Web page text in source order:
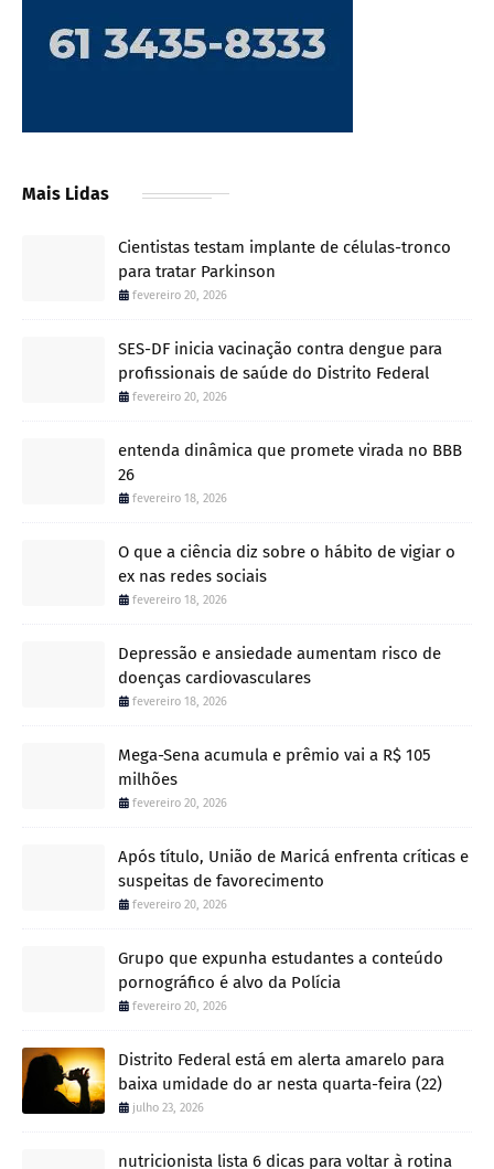
Mais Lidas
Cientistas testam implante de células-tronco
para tratar Parkinson
fevereiro 20, 2026
SES-DF inicia vacinação contra dengue para
profissionais de saúde do Distrito Federal
fevereiro 20, 2026
entenda dinâmica que promete virada no BBB
26
fevereiro 18, 2026
O que a ciência diz sobre o hábito de vigiar o
ex nas redes sociais
fevereiro 18, 2026
Depressão e ansiedade aumentam risco de
doenças cardiovasculares
fevereiro 18, 2026
Mega-Sena acumula e prêmio vai a R$ 105
milhões
fevereiro 20, 2026
Após título, União de Maricá enfrenta críticas e
suspeitas de favorecimento
fevereiro 20, 2026
Grupo que expunha estudantes a conteúdo
pornográfico é alvo da Polícia
fevereiro 20, 2026
Distrito Federal está em alerta amarelo para
baixa umidade do ar nesta quarta-feira (22)
julho 23, 2026
nutricionista lista 6 dicas para voltar à rotina